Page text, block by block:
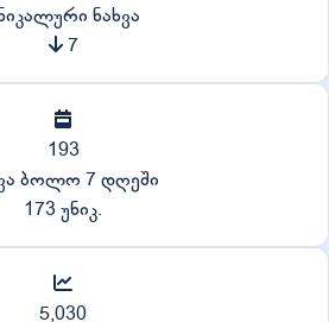
ნახვა
7
193
ბოლო 7 დღეში
173 უნიკ.
5,030